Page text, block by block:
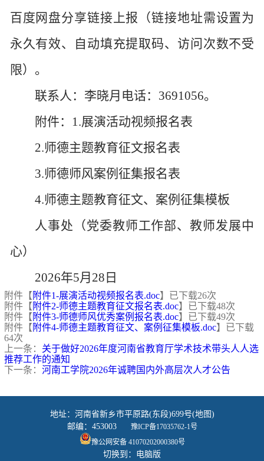
百度网盘分享链接上报（链接地址需设置为
永久有效、自动填充提取码、访问次数不受
限）。
联系人：李晓月 电话： 3691056。
附件： 1.展演活动视频报名表
2.师德主题教育征文报名表
3.师德师风案例征集报名表
4.师德主题教育征文、案例征集模板
人事处（党委教师工作部、教师发展中
心）
2026年5月 28 日
附件【 附件1-展演活动视频报名表.doc】已下载26次
附件【 附件2-师德主题教育征文报名表.doc】已下载48次
附件【 附件3-师德师风优秀案例报名表.doc】已下载49次
附件【 附件4-师德主题教育征文、案例征集模板.doc】已下载
64次
上一条： 关于做好2026年度河南省教育厅学术技术带头人人选
推荐工作的通知
下一条： 河南工学院2026年诚聘国内外高层次人才公告
地址：河南省新乡市平原路(东段)699号(地图)
邮编：453003 豫ICP备17035762-1号
豫公网安备 41070202000380号
切换到：电脑版